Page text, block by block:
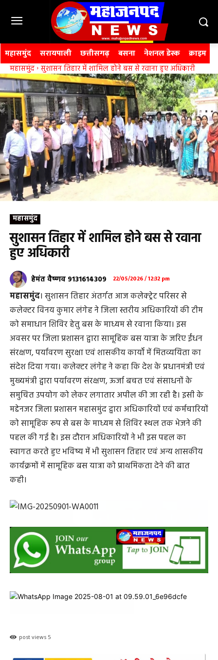
महासमुंद सरायपाली छत्तीसगढ़ बसना नेशनल डेस्क क्राइम
महासमुंद सुशासन तिहार में शामिल होने बस से रवाना हुए अधिकारी
महासमुंद
सुशासन तिहार में शामिल होने बस से रवाना
हुए अधिकारी
हेमंत वैष्णव 9131614309 22/05/2026 / 12:32 pm
महासमुंद। सुशासन तिहार अंतर्गत आज कलेक्ट्रेट परिसर से
कलेक्टर विनय कुमार लंगेह ने जिला स्तरीय अधिकारियों की टीम
को समाधान शिविर हेतु बस के माध्यम से रवाना किया। इस
अवसर पर जिला प्रशासन द्वारा सामूहिक बस यात्रा के जरिए ईंधन
संरक्षण, पर्यावरण सुरक्षा एवं शासकीय कार्यों में मितव्ययिता का
संदेश दिया गया। कलेक्टर लंगेह ने कहा कि देश के प्रधानमंत्री एवं
मुख्यमंत्री द्वारा पर्यावरण संरक्षण, ऊर्जा बचत एवं संसाधनों के
समुचित उपयोग को लेकर लगातार अपील की जा रही है। इसी के
मद्देनजर जिला प्रशासन महासमुंद द्वारा अधिकारियों एवं कर्मचारियों
को सामूहिक रूप से बस के माध्यम से शिविर स्थल तक भेजने की
पहल की गई है। इस दौरान अधिकारियों ने भी इस पहल का
स्वागत करते हुए भविष्य में भी सुशासन तिहार एवं अन्य शासकीय
कार्यक्रमों में सामूहिक बस यात्रा को प्राथमिकता देने की बात
कही।